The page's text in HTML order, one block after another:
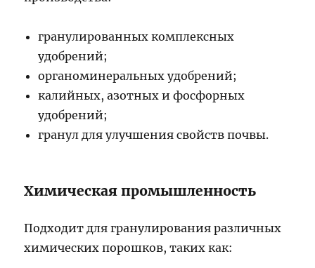
гранулированных комплексных
удобрений;
органоминеральных удобрений;
калийных, азотных и фосфорных
удобрений;
гранул для улучшения свойств почвы.
Химическая промышленность
Подходит для гранулирования различных
химических порошков, таких как: